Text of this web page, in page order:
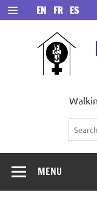
Skip
to
content
EN FR ES
MENU